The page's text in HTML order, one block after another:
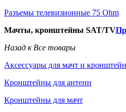
Разъемы телевизионные 75 Ohm
Мачты, кронштейны SAT/TV
Назад к Все товары
Аксессуары для мачт и
Кронштейны для антенн
Кронштейны для мачт